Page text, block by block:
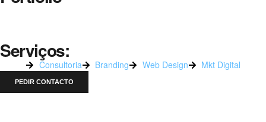
Serviços:
Consultoria Branding Web Design Mkt Digital
PEDIR CONTACTO